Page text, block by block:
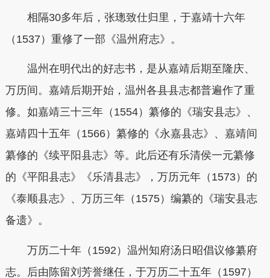
相隔30多年后，张璁致仕归里，于嘉靖十六年
（1537）重修了一部《温州府志》。
温州在明代出的好志书，是从嘉靖后期至隆庆、
万历间。嘉靖后期开始，温州各县县志都普遍作了重
修。如嘉靖三十三年（1554）纂修的《瑞安县志》、
嘉靖四十五年（1566）纂修的《永嘉县志》、嘉靖间
纂修的《续平阳县志》等。此后还有乐清侯一元纂修
的《平阳县志》《乐清县志》，万历元年（1573）的
《泰顺县志》、万历三年（1575）编纂的《瑞安县志
备遗》。
万历二十年（1592）温州知府汤日昭倡议修纂府
志。后由陈留刘芳誉继任，于万历二十五年（1597）